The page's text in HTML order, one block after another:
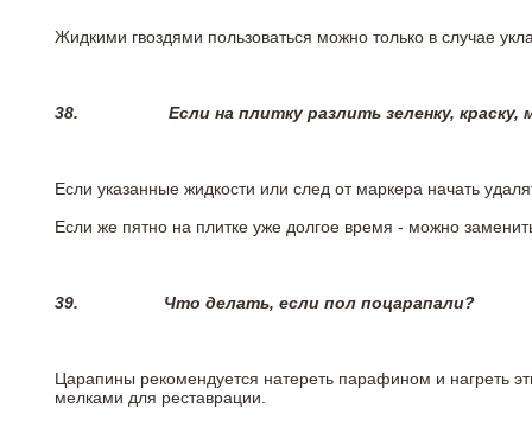
Жидкими гвоздями пользоваться можно только в случае
38. Если на плитку разлить зеленку,
Если указанные жидкости или след от маркера начать
Если же пятно на плитке уже долгое время - можно
39. Что делать, если пол поцарапали?
Царапины рекомендуется натереть парафином и нагреть
мелками для реставрации.